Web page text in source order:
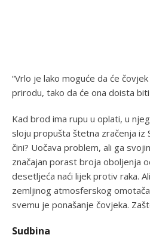
“Vrlo je lako moguće da će
prirodu, tako da će ona doista
Kad brod ima rupu u oplati, u
sloju propušta štetna zračenja iz
čini? Uočava problem, ali ga
značajan porast broja oboljenja
desetljeća naći lijek protiv raka.
zemljinog atmosferskog
svemu je ponašanje čovjeka.
Sudbina